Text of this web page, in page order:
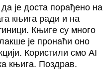
је доста порађено на
књига ради и на
Књиге су много
је пронаћи оно
Користили смо AI
књига. Поздрав.